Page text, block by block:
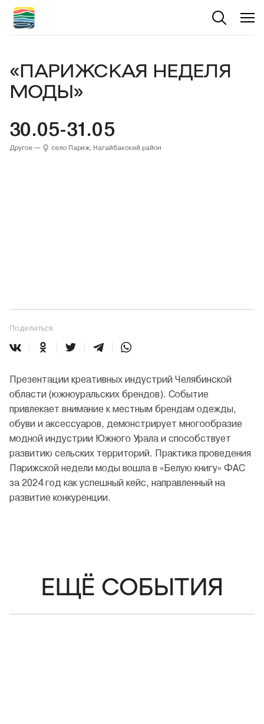
«ПАРИЖСКАЯ НЕДЕЛЯ
МОДЫ»
30.05-31.05
Другое — село Париж, Нагайбакский район
Поделиться
Презентации креативных индустрий Челябинской
области (южноуральских брендов). Событие
привлекает внимание к местным брендам одежды,
обуви и аксессуаров, демонстрирует многообразие
модной индустрии Южного Урала и способствует
развитию сельских территорий. Практика проведения
Парижской недели моды вошла в «Белую книгу» ФАС
за 2024 год как успешный кейс, направленный на
развитие конкуренции.
ЕЩЁ СОБЫТИЯ